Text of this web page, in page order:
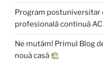
Program postuniversitar
profesională continuă
Ne mutăm! Primul Blog
nouă casă